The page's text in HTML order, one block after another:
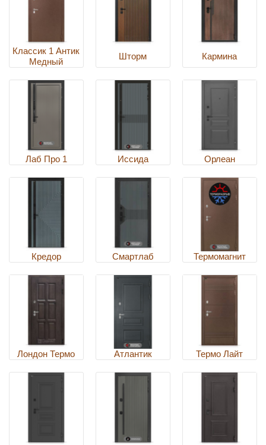
Классик 1 Антик
Медный
Шторм Кармина
Лаб Про 1 Иссида Орлеан
Кредор Смартлаб Термомагнит
Лондон Термо Атлантик Термо Лайт